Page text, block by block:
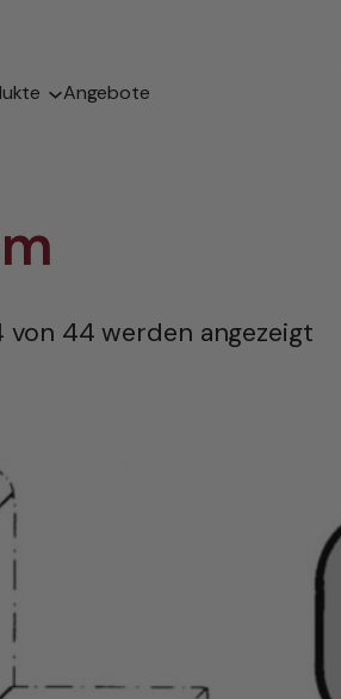
Angebote
von 44 werden angezeigt